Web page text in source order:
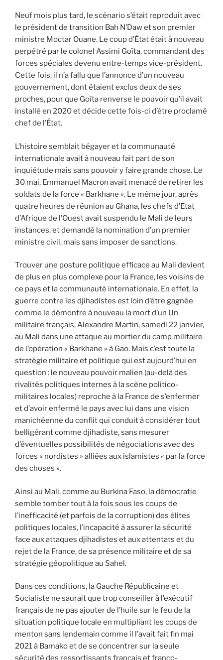
Neuf mois plus tard, le scénario s’était reproduit avec
le président de transition Bah N’Daw et son premier
ministre Moctar Ouane. Le coup d’État était à nouveau
perpétré par le colonel Assimi Goïta, commandant des
forces spéciales devenu entre-temps vice-président.
Cette fois, il n’a fallu que l’annonce d’un nouveau
gouvernement, dont étaient exclus deux de ses
proches, pour que Goïta renverse le pouvoir qu’il avait
installé en 2020 et décide cette fois-ci d’être proclamé
chef de l’État.
L’histoire semblait bégayer et la communauté
internationale avait à nouveau fait part de son
inquiétude mais sans pouvoir y faire grande chose. Le
30 mai, Emmanuel Macron avait menacé de retirer les
soldats de la force « Barkhane ». Le même jour, après
quatre heures de réunion au Ghana, les chefs d’Etat
d’Afrique de l’Ouest avait suspendu le Mali de leurs
instances, et demandé la nomination d’un premier
ministre civil, mais sans imposer de sanctions.
Trouver une posture politique efficace au Mali devient
de plus en plus complexe pour la France, les voisins de
ce pays et la communauté internationale. En effet, la
guerre contre les djihadistes est loin d’être gagnée
comme le démontre à nouveau la mort d’un Un
militaire français, Alexandre Martin, samedi 22 janvier,
au Mali dans une attaque au mortier du camp militaire
de l’opération « Barkhane » à Gao. Mais c’est toute la
stratégie militaire et politique qui est aujourd’hui en
question : le nouveau pouvoir malien (au-delà des
rivalités politiques internes à la scène politico-
militaires locales) reproche à la France de s’enfermer
et d’avoir enfermé le pays avec lui dans une vision
manichéenne du conflit qui conduit à considérer tout
belligérant comme djihadiste, sans mesurer
d’éventuelles possibilités de négociations avec des
forces « nordistes » alliées aux islamistes « par la force
des choses ».
Ainsi au Mali, comme au Burkina Faso, la démocratie
semble tomber tout à la fois sous les coups de
l’inefficacité (et parfois de la corruption) des élites
politiques locales, l’incapacité à assurer la sécurité
face aux attaques djihadistes et aux attentats et du
rejet de la France, de sa présence militaire et de sa
stratégie géopolitique au Sahel.
Dans ces conditions, la Gauche Républicaine et
Socialiste ne saurait que trop conseiller à l’exécutif
français de ne pas ajouter de l’huile sur le feu de la
situation politique locale en multipliant les coups de
menton sans lendemain comme il l’avait fait fin mai
2021 à Bamako et de se concentrer sur la seule
sécurité des ressortissants français et franco-